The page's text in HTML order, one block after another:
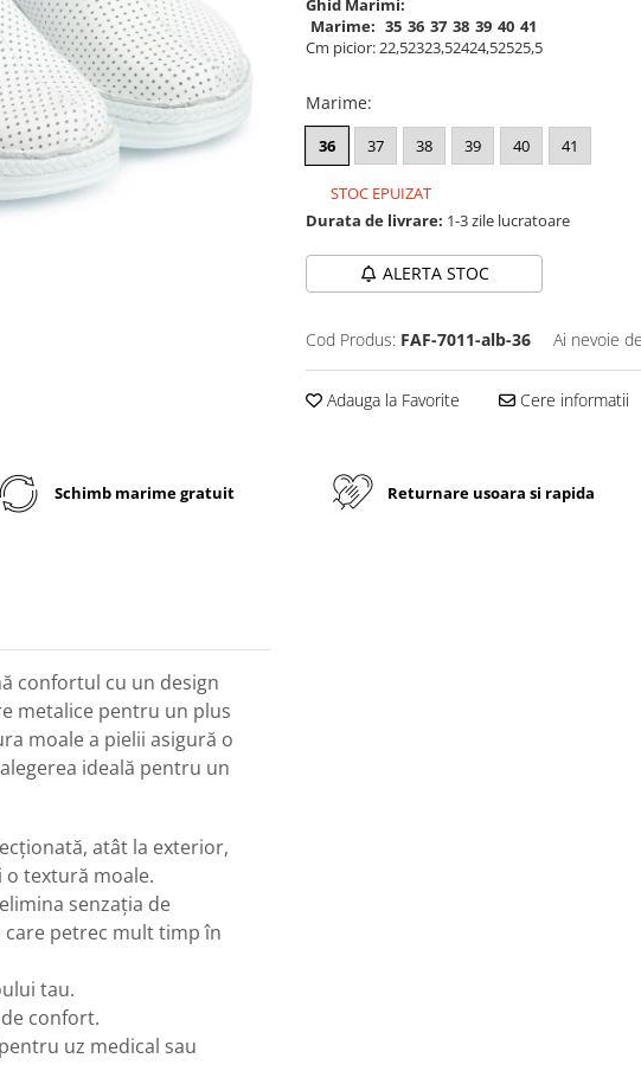
Ghid Marimi:
Marime: 35 36 37 38 39 40 41
Cm picior:22,52323,52424,52525,5
Marime:
36 37 38 39 40 41
STOC EPUIZAT
Durata de livrare: 1-3 zile lucratoare
ALERTA STOC
Cod Produs: FAF-7011-alb-36 Ai nevoie
Adauga la Favorite Cere informatii
Schimb marime gratuit Returnare usoara si rapida
confortul cu un design
metalice pentru un plus
moale a pielii asigură o
ideală pentru un
atât la exterior,
textură moale.
senzația de
petrec mult timp în
tau.
confort.
uz medical sau